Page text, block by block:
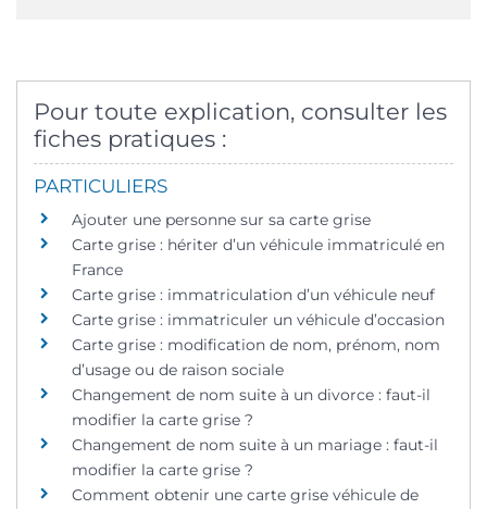
Pour toute explication, consulter les
fiches pratiques :
PARTICULIERS
Ajouter une personne sur sa carte grise
Carte grise : hériter d’un véhicule immatriculé en
France
Carte grise : immatriculation d’un véhicule neuf
Carte grise : immatriculer un véhicule d’occasion
Carte grise : modification de nom, prénom, nom
d’usage ou de raison sociale
Changement de nom suite à un divorce : faut-il
modifier la carte grise ?
Changement de nom suite à un mariage : faut-il
modifier la carte grise ?
Comment obtenir une carte grise véhicule de